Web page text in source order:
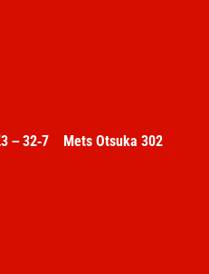
bảo iPhone 13 của bạn
đặt -> Pin -> Chế độ tiết
và giảm độ sáng màn hình.
nói chung.
－32‐7 Mets Otsuka 302